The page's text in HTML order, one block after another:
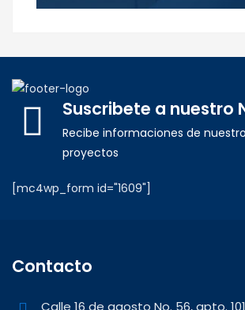
Suscribete a nuestro
Recibe informaciones de
proyectos
[mc4wp_form id="1609"]
Contacto
Calle 16 de agosto No. 56, apto.